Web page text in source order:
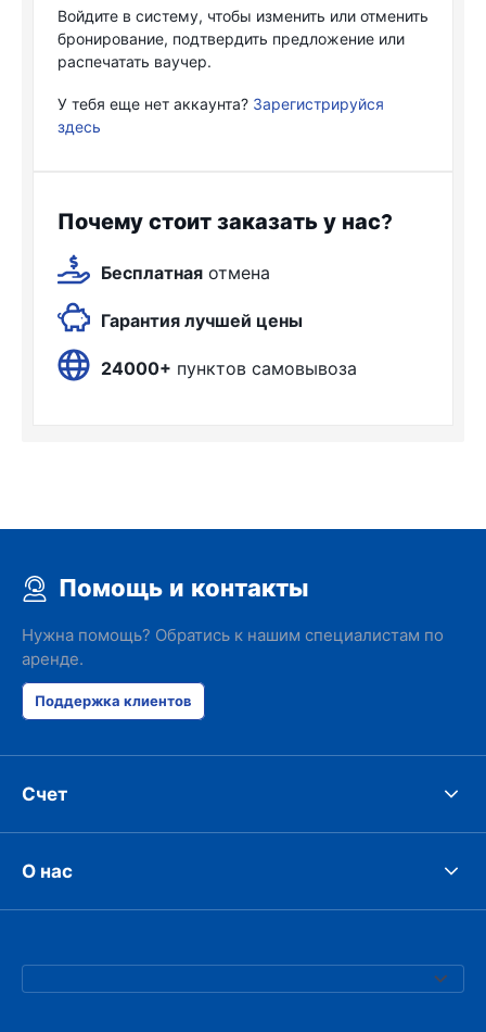
Войдите в систему, чтобы изменить или отменить
бронирование, подтвердить предложение или
распечатать ваучер.
У тебя еще нет аккаунта? Зарегистрируйся
здесь
Почему стоит заказать у нас?
Бесплатная отмена
Гарантия лучшей цены
24000+ пунктов самовывоза
Помощь и контакты
Нужна помощь? Обратись к нашим специалистам по
аренде.
Поддержка клиентов
Счет
О нас